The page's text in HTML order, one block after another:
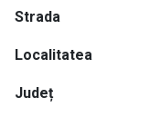
Strada
Localitatea
Județ